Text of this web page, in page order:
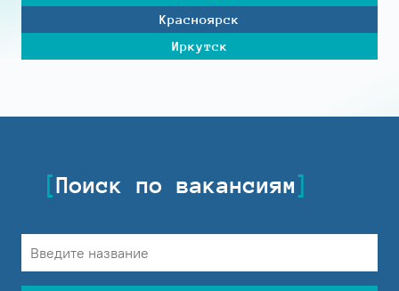
Красноярск
Иркутск
Поиск по вакансиям